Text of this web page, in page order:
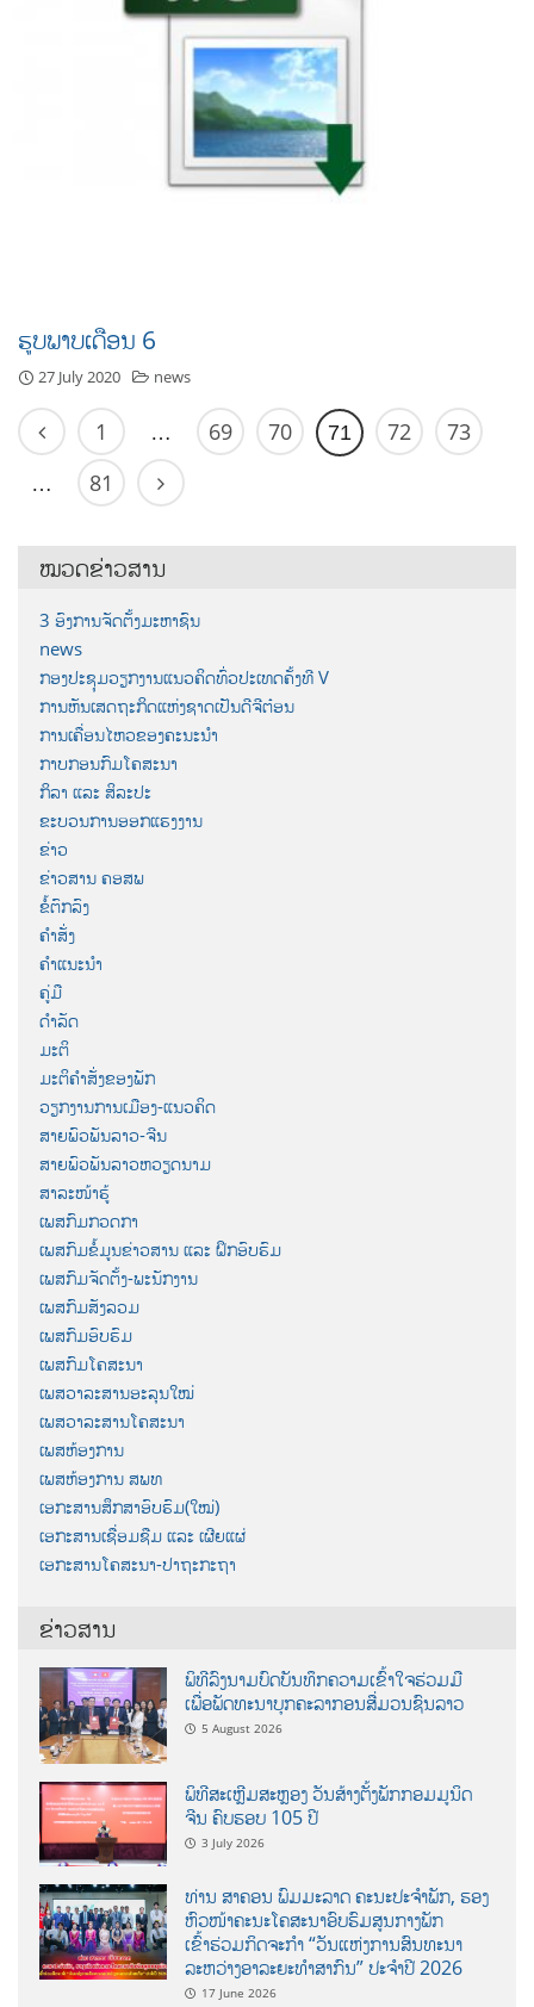
ຮູບພາບເດືອນ 6
27 July 2020 news
1 … 69 70 71 72 73
… 81
ໝວດຂ່າວສານ
3 ອົງການຈັດຕັ້ງມະຫາຊົນ
news
ກອງປະຊຸມວຽກງານແນວຄິດທົ່ວປະເທດຄັ້ງທີ V
ການຫັນເສດຖະກິດແຫ່ງຊາດເປັນດີຈີຕ໋ອນ
ການເຄື່ອນໄຫວຂອງຄະນະນຳ
ກາບກອນກົມໂຄສະນາ
ກິລາ ແລະ ສິລະປະ
ຂະບວນການອອກແຮງງານ
ຂ່າວ
ຂ່າວສານ ຄອສພ
ຂໍ້ຕົກລົງ
ຄຳສັ່ງ
ຄຳແນະນຳ
ຄູ່ມື
ດຳລັດ
ມະຕິ
ມະຕິຄຳສັ່ງຂອງພັກ
ວຽກງານການເມືອງ-ແນວຄິດ
ສາຍພົວພັນລາວ-ຈີນ
ສາຍພົວພັນລາວຫວຽດນາມ
ສາລະໜ້າຮູ້
ເພສກົມກວດກາ
ເພສກົມຂໍ້ມູນຂ່າວສານ ແລະ ຝຶກອົບຮົມ
ເພສກົມຈັດຕັ້ງ-ພະນັກງານ
ເພສກົມສັງລວມ
ເພສກົມອົບຮົມ
ເພສກົມໂຄສະນາ
ເພສວາລະສານອະລຸນໃໝ່
ເພສວາລະສານໂຄສະນາ
ເພສຫ້ອງການ
ເພສຫ້ອງການ ສພທ
ເອກະສານສຶກສາອົບຮົມ(ໃໝ່)
ເອກະສານເຊື່ອມຊືມ ແລະ ເຜີຍແຜ່
ເອກະສານໂຄສະນາ-ປາຖະກະຖາ
ຂ່າວສານ
ພິທີລົງນາມບົດບັນທຶກຄວາມເຂົ້າໃຈຮ່ວມມື
ເພື່ອພັດທະນາບຸກຄະລາກອນສື່ມວນຊົນລາວ
5 August 2026
ພິທີສະເຫຼີມສະຫຼອງ ວັນສ້າງຕັ້ງພັກກອມມູນິດ
ຈີນ ຄົບຮອບ 105 ປີ
3 July 2026
ທ່ານ ສາຄອນ ພົມມະລາດ ຄະນະປະຈໍາພັກ, ຮອງ
ຫົວໜ້າຄະນະໂຄສະນາອົບຮົມສູນກາງພັກ
ເຂົ້າຮ່ວມກິດຈະກຳ “ວັນແຫ່ງການສົນທະນາ
ລະຫວ່າງອາລະຍະທຳສາກົນ” ປະຈຳປີ 2026
17 June 2026